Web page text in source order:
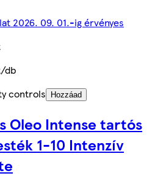
2026. 09. 01.-ig érvényes
db
controls
Hozzáad
Oleo Intense tartós
1-10 Intenzív